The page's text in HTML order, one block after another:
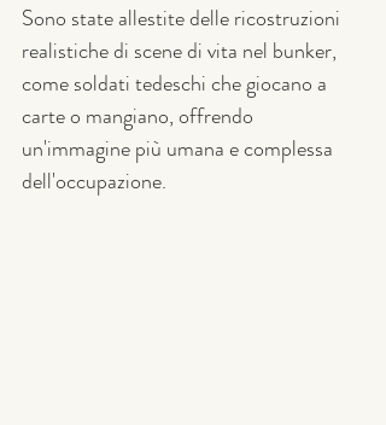
Sono state allestite delle ricostruzioni
realistiche di scene di vita nel bunker,
come soldati tedeschi che giocano a
carte o mangiano, offrendo
un'immagine più umana e complessa
dell'occupazione.